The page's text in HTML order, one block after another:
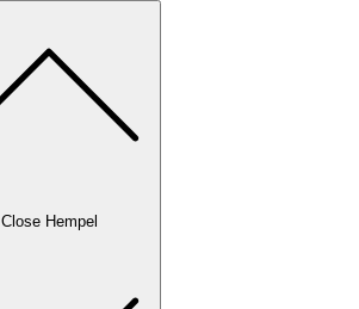
Close Hempel